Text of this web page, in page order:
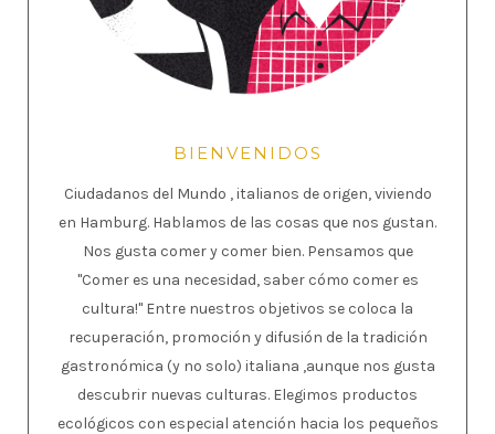
BIENVENIDOS
Ciudadanos del Mundo , italianos de origen, viviendo
en Hamburg. Hablamos de las cosas que nos gustan.
Nos gusta comer y comer bien. Pensamos que
"Comer es una necesidad, saber cómo comer es
cultura!" Entre nuestros objetivos se coloca la
recuperación, promoción y difusión de la tradición
gastronómica (y no solo) italiana ,aunque nos gusta
descubrir nuevas culturas. Elegimos productos
ecológicos con especial atención hacia los pequeños